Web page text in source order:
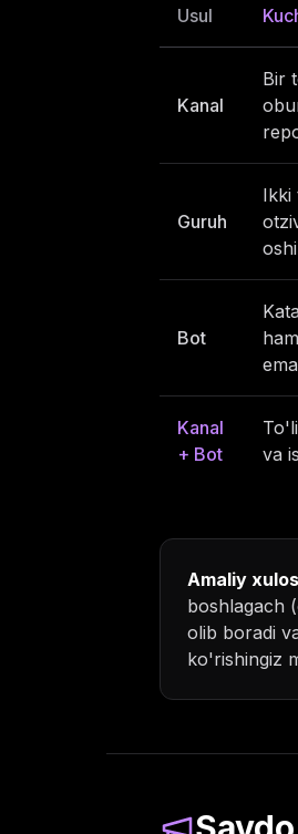
Usul
Kanal
Bir
Guruh
Ikki
Bot
Kanal
+ Bot
va
Amaliy
boshlagach
olib boradi
ko'rishingiz